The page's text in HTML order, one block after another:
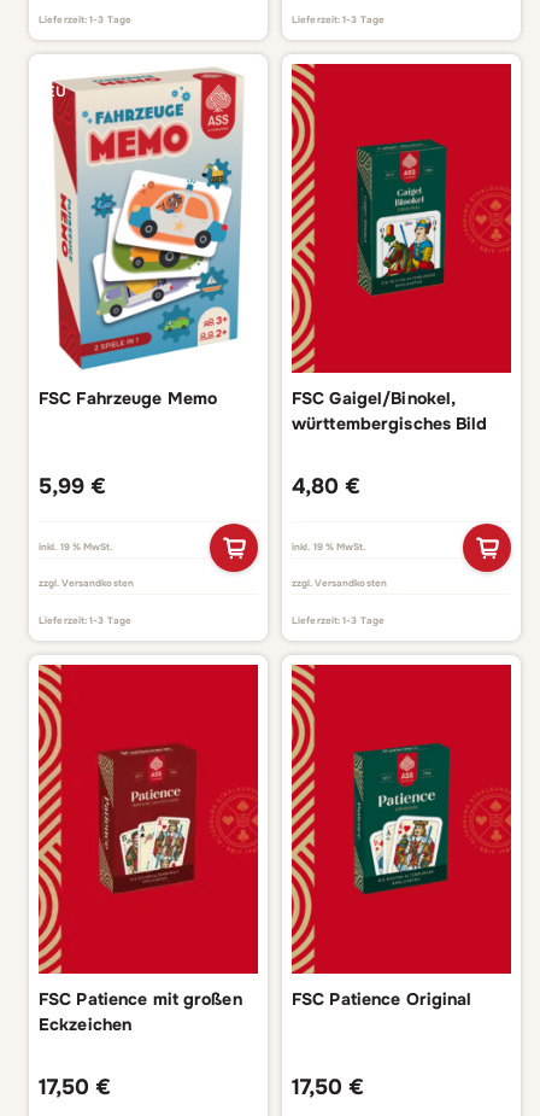
Lieferzeit:1-3 Tage Lieferzeit:1-3 Tage
FSC Fahrzeuge Memo
5,99 €
inkl. 19 % MwSt.
zzgl. Versandkosten
Lieferzeit:1-3 Tage
NEU
FSC Gaigel/Binokel,
württembergisches Bild
4,80 €
inkl. 19 % MwSt.
zzgl. Versandkosten
Lieferzeit:1-3 Tage
FSC Patience mit großen
Eckzeichen
17,50 €
FSC Patience Original
17,50 €